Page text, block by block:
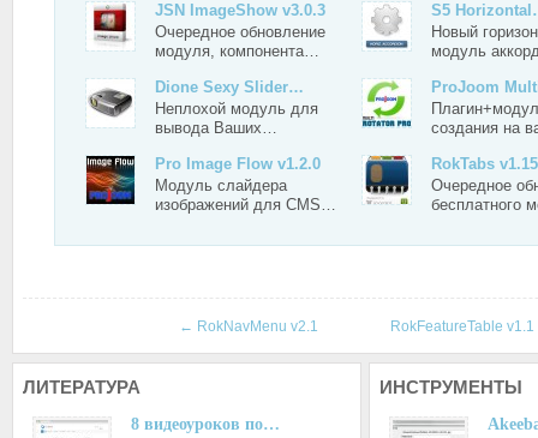
JSN ImageShow v3.0.3
Очередное обновление
модуля, компонента…
S5
Новый
модуль
Dione Sexy Slider…
Неплохой модуль для
вывода Ваших…
ProJoom
создания на
Pro Image Flow v1.2.0
Модуль слайдера
изображений для CMS…
RokTabs v1.15
Очередное
бесплатного
← RokNavMenu v2.1 RokFeatureTable v1.1
ЛИТЕРАТУРА
8 видеоуроков по…
ИНСТРУМЕНТЫ